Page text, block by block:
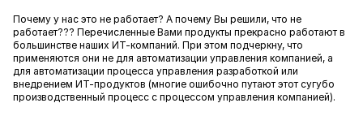
Почему у нас это не работает? А почему Вы решили, что не
работает??? Перечисленные Вами продукты прекрасно работают в
большинстве наших ИТ-компаний. При этом подчеркну, что
применяются они не для автоматизации управления компанией, а
для автоматизации процесса управления разработкой или
внедрением ИТ-продуктов (многие ошибочно путают этот сугубо
производственный процесс с процессом управления компанией).